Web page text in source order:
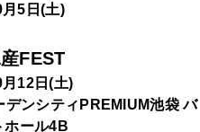
5日(土)
FEST
12日(土)
デンシティPREMIUM池袋 バ
ホール4B